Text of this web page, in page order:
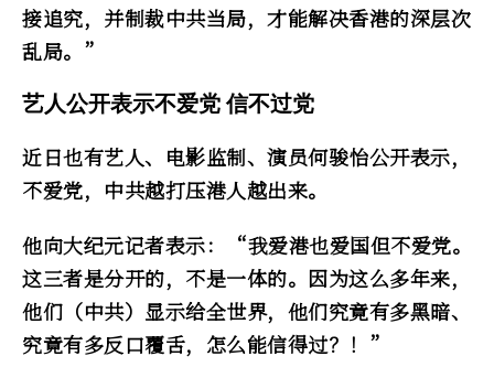
接追究，并制裁中共当局，才能解决香港的深层次
乱局。”
艺人公开表示不爱党 信不过党
近日也有艺人、电影监制、演员何骏怡公开表示，
不爱党，中共越打压港人越出来。
他向大纪元记者表示：“我爱港也爱国但不爱党。
这三者是分开的，不是一体的。因为这么多年来，
他们（中共）显示给全世界，他们究竟有多黑暗、
究竟有多反口覆舌，怎么能信得过？！”